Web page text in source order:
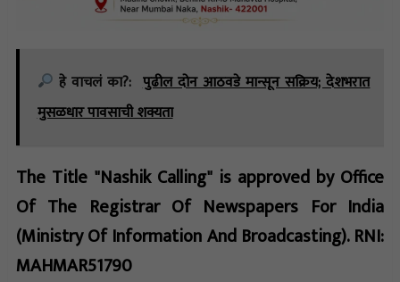
हे वाचलं का?: पुढील दोन आठवडे मान्सून सक्रिय; देशभरात
मुसळधार पावसाची शक्यता
The Title "Nashik Calling" is approved by Office
Of The Registrar Of Newspapers For India
(Ministry Of Information And Broadcasting). RNI:
MAHMAR51790